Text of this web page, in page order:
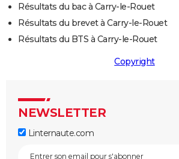
Résultats du bac à Carry-le-Rouet
Résultats du brevet à Carry-le-Rouet
Résultats du BTS à Carry-le-Rouet
Copyright
NEWSLETTER
Linternaute.com